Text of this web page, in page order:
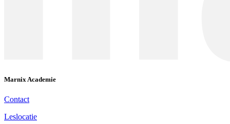
Marnix Academie
Contact
Leslocatie